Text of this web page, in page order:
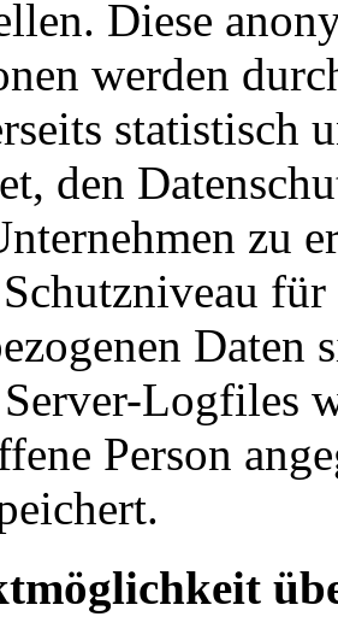
Diese
werden
statistisch
den
zu
Daten
Logfiles
Person